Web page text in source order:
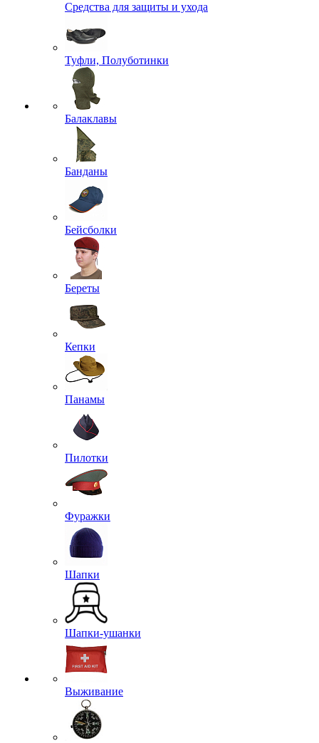
Средства для защиты и ухода
Туфли, Полуботинки
Балаклавы
Банданы
Бейсболки
Береты
Кепки
Панамы
Пилотки
Фуражки
Шапки
Шапки-ушанки
Выживание